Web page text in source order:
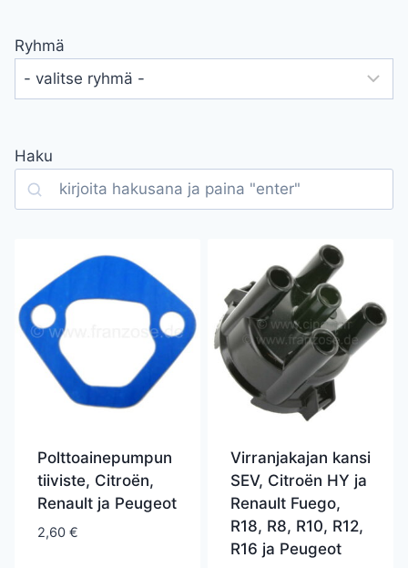
Ryhmä
Haku
Search
Polttoainepumpun
tiiviste, Citroën,
Renault ja Peugeot
2,60 €
Virranjakajan kansi
SEV, Citroën HY ja
Renault Fuego,
R18, R8, R10, R12,
R16 ja Peugeot